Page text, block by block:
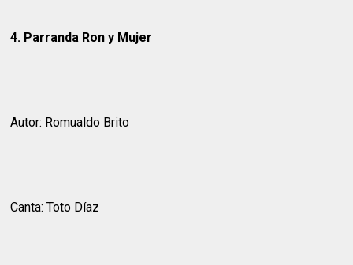
4. Parranda Ron y Mujer
Autor: Romualdo Brito
Canta: Toto Díaz